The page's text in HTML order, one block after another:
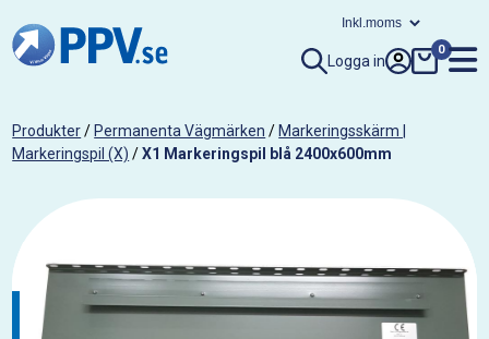
Logga in
0
Produkter/ Permanenta Vägmärken / Markeringsskärm |
Markeringspil (X) /X1 Markeringspil blå 2400x600mm